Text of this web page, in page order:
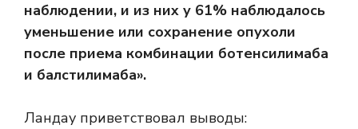
наблюдении, и из них у 61% наблюдалось
уменьшение или сохранение опухоли
после приема комбинации ботенсилимаба
и балстилимаба».
Ландау приветствовал выводы: